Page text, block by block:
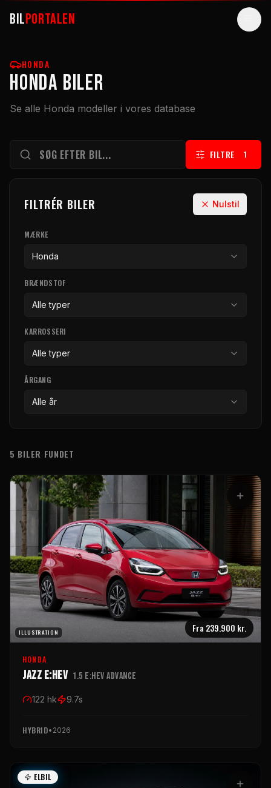
BILPORTALEN
BILER
GUIDES
ARTIKLER
SUPERBILER
SØG
HONDA
Honda BILER
Se alle Honda modeller i vores database
FILTRE 1
FILTRÉR BILER Nulstil
MÆRKE
Honda
BRÆNDSTOF
Alle typer
KARROSSERI
Alle typer
ÅRGANG
Alle år
5 BILER FUNDET
Bilmodeller
ILLUSTRATION Fra 239.900 kr.
HONDA
Jazz e:HEV 1.5 e:HEV Advance
122 hk 9.7s
HYBRID• 2026
ELBIL